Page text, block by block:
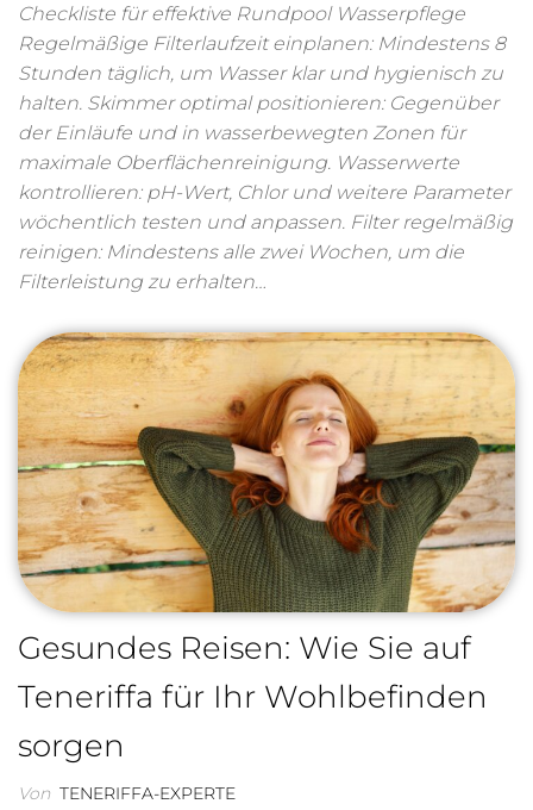
Checkliste für effektive Rundpool Wasserpflege
Regelmäßige Filterlaufzeit einplanen: Mindestens 8
Stunden täglich, um Wasser klar und hygienisch zu
halten. Skimmer optimal positionieren: Gegenüber
der Einläufe und in wasserbewegten Zonen für
maximale Oberflächenreinigung. Wasserwerte
kontrollieren: pH-Wert, Chlor und weitere Parameter
wöchentlich testen und anpassen. Filter regelmäßig
reinigen: Mindestens alle zwei Wochen, um die
Filterleistung zu erhalten…
Gesundes Reisen: Wie Sie auf
Teneriffa für Ihr Wohlbefinden
sorgen
Von TENERIFFA-EXPERTE